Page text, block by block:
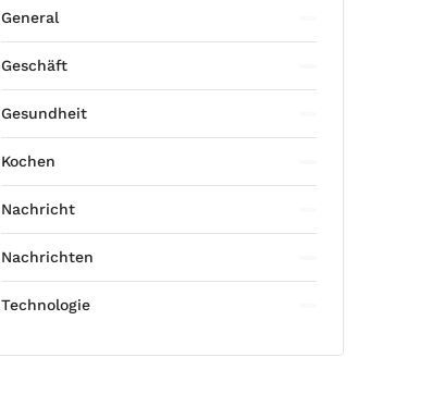
General
Geschäft
Gesundheit
Kochen
Nachricht
Nachrichten
Technologie